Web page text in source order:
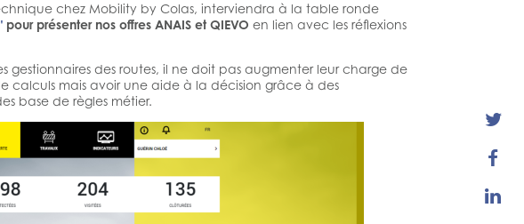
chez Mobility by Colas, interviendra à la table ronde
pour présenter nos offres ANAIS et QIEVO en lien avec les réflexions
gestionnaires des routes, il ne doit pas augmenter leur charge de
calculs mais avoir une aide à la décision grâce à des
base de règles métier.


